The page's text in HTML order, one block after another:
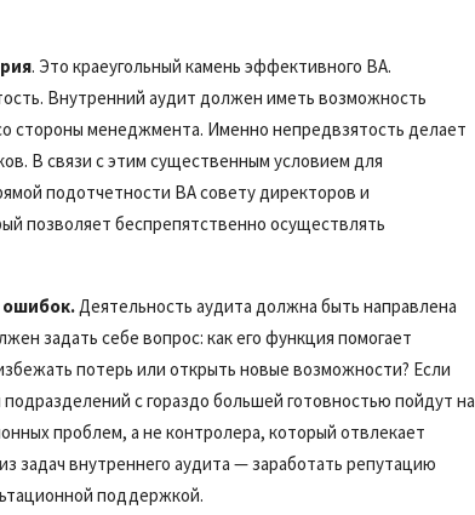
. Это краеугольный камень эффективного ВА.
Внутренний аудит должен иметь возможность
стороны менеджмента. Именно непредвзятость делает
В связи с этим существенным условием для
подотчетности ВА совету директоров и
позволяет беспрепятственно осуществлять
ошибок.Деятельность аудита должна быть направлена
задать себе вопрос: как его функция помогает
потерь или открыть новые возможности? Если
с гораздо большей готовностью пойдут на
проблем, а не контролера, который отвлекает
задач внутреннего аудита — заработать репутацию
поддержкой.